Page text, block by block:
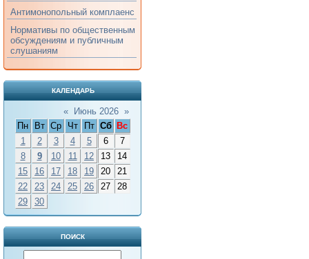
Антимонопольный комплаенс
Нормативы по общественным
обсуждениям и публичным
слушаниям
КАЛЕНДАРЬ
« Июнь 2026 »
Пн
Вт Ср Чт Пт Сб
Вс
1
2 3 4 5 6
7
8
9 10 11 12 13
14
15
16 17 18 19 20
21
22
23 24 25 26 27
28
29
30
ПОИСК